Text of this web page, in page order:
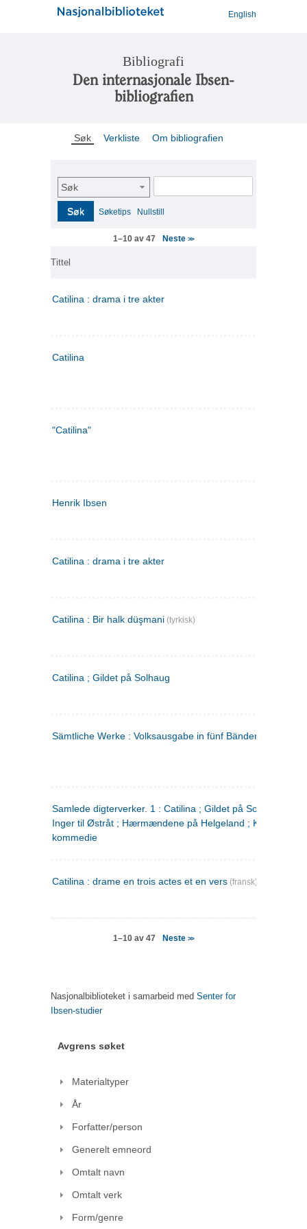
English
Bibliografi
Den internasjonale Ibsen-
bibliografien
Søk Verkliste Om bibliografien
Søk
Søk Søketips Nullstill
1–10 av 47 Neste>>
Tittel
Catilina : drama i tre akter
Catilina
"Catilina"
Henrik Ibsen
Catilina : drama i tre akter
Catilina : Bir halk düşmani (tyrkisk)
Catilina ; Gildet på Solhaug
Sämtliche Werke : Volksausgabe in fünf Bänden
Samlede digterverker. 1 : Catilina ; Gildet på Solhaug ; Fru
Inger til Østråt ; Hærmændene på Helgeland ;
kommedie
Catilina : drame en trois actes et en vers (fransk)
1–10 av 47 Neste>>
Nasjonalbiblioteket i samarbeid med Senter for
Ibsen-studier
Avgrens søket
Materialtyper
År
Forfatter/person
Generelt emneord
Omtalt navn
Omtalt verk
Form/genre